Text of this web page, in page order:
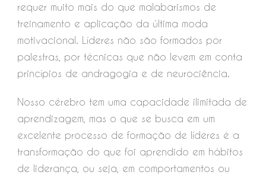
requer muito mais do que malabarismos de
treinamento e aplicação da última moda
motivacional. Líderes não são formados por
palestras, por técnicas que não levem em conta
princípios de andragogia e de neurociência.
Nosso cérebro tem uma capacidade ilimitada de
aprendizagem, mas o que se busca em um
excelente processo de formação de líderes é a
transformação do que foi aprendido em hábitos
de liderança, ou seja, em comportamentos ou